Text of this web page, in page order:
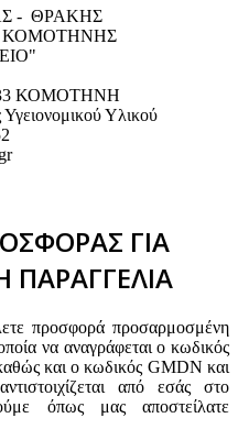
- ΘΡΑΚΗΣ
ΚΟΜΟΤΗΝΗΣ
ΚΟΜΟΤΗΝΗ
Υγειονομικού Υλικού
ΓΙΑ
ΠΑΡΑΓΓΕΛΙΑ
προσφορά προσαρμοσμένη
να αναγράφεται ο κωδικός
και ο κωδικός GMDN και
από εσάς στο
όπως μας αποστείλατε